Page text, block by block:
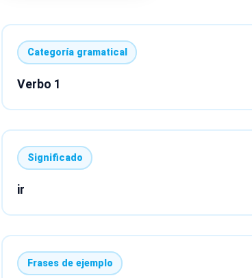
Categoría gramatical
Verbo 1
Significado
ir
Frases de ejemplo